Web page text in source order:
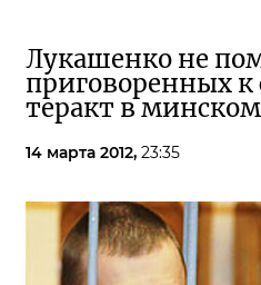
Лукашенко не
приговоренных к
теракт в
14 марта 2012, 23:35